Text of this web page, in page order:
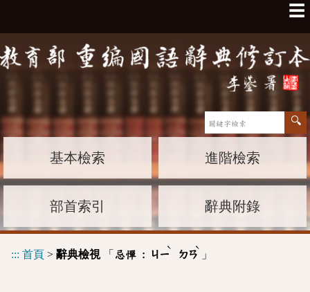
☰
基本檢索 進階檢索
部首索引 辭典附錄
::: 首頁 > 辭典檢視「 忌憚 : ㄐㄧ
ˋ
ㄉㄢ
ˋ
」